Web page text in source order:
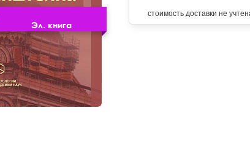
Эл. книга
стоимость доставки не